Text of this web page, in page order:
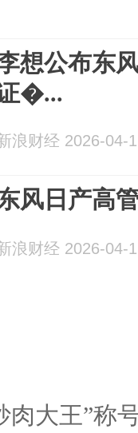
想公布东
�...
浪财经 2026-04-
风日产高
浪财经 2026-04-
肉大王”称